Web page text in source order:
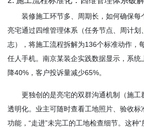
装修施工环节多、周期长，如何确保每
亮宅通过四维管理体系（任务节点、周计划
志），将施工流程拆解为136个标准动作，
任人手机。南京某装企实践数据显示，系统
降40%，客户投诉量减少65%。
更独创的是亮宅的双群沟通机制（施工
透明化。业主可随时查看工地照片、验收标
功能，“走进”未完工的工地检查细节。这种